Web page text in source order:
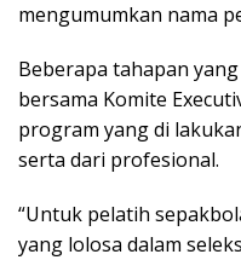
mengumumkan nama
Beberapa tahapan
bersama Komite
program yang di
serta dari profesional.
“Untuk pelatih
yang lolosa dalam